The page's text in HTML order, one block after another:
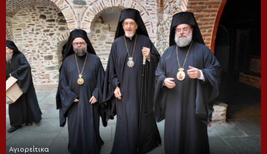
Αγιορείτικα